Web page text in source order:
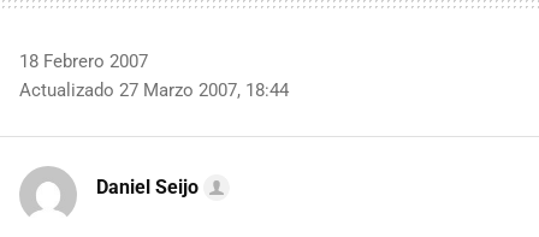
18 Febrero 2007
Actualizado 27 Marzo 2007, 18:44
Daniel Seijo